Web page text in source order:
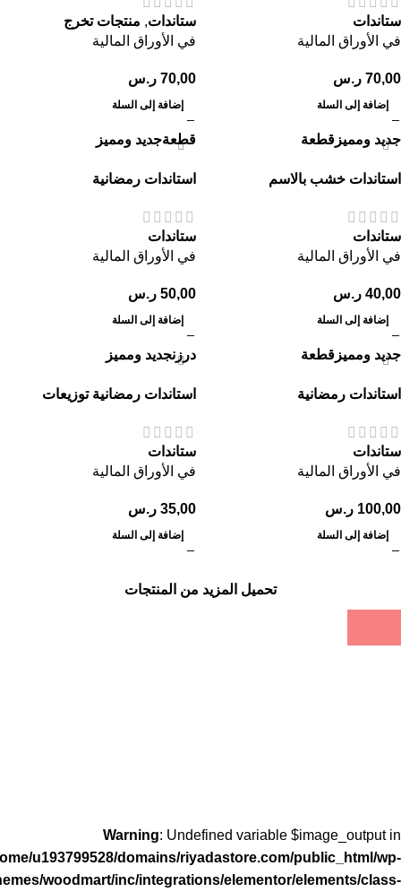
ستاندات
في الأوراق المالية
70,00 ر.س
إضافة إلى السلة
ستاندات, منتجات تخرج
في الأوراق المالية
70,00 ر.س
إضافة إلى السلة
جديد ومميز قطعة
استاندات خشب بالاسم
ستاندات
في الأوراق المالية
40,00 ر.س
إضافة إلى السلة
قطعةجديد ومميز
استاندات رمضانية
ستاندات
في الأوراق المالية
50,00 ر.س
إضافة إلى السلة
جديد ومميز قطعة
استاندات رمضانية
ستاندات
في الأوراق المالية
100,00 ر.س
إضافة إلى السلة
درزنجديد ومميز
استاندات رمضانية توزيعات
ستاندات
في الأوراق المالية
35,00 ر.س
إضافة إلى السلة
تحميل المزيد من المنتجات
Warning: Undefined variable $image_output in
u193799528/domains/riyadastore.com/public_html/wp-
woodmart/inc/integrations/elementor/elements/class-